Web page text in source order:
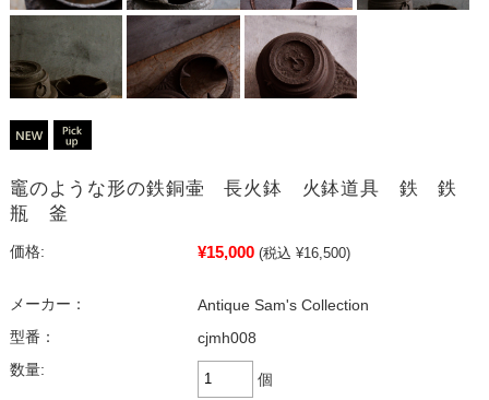
竈のような形の鉄銅壷 長火鉢 火鉢道具 鉄 鉄
瓶 釜
価格: ¥15,000 (税込 ¥16,500)
メーカー：
Antique Sam's Collection
型番：
cjmh008
数量:
個